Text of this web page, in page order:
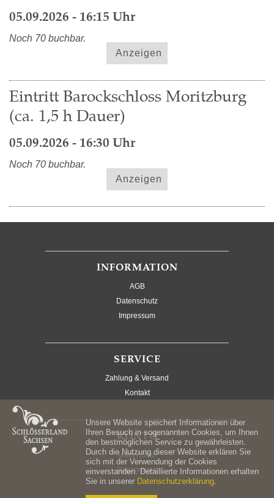
05.09.2026 - 16:15 Uhr
Noch 70 buchbar.
Anzeigen
Eintritt Barockschloss Moritzburg
(ca. 1,5 h Dauer)
05.09.2026 - 16:30 Uhr
Noch 70 buchbar.
Anzeigen
INFORMATION
AGB
Datenschutz
Impressum
SERVICE
Zahlung & Versand
Kontakt
KONTO
Mein Konto
Registrieren
Unsere Website speichert Informationen über
Ihren Besuch in sogenannten Cookies, um Ihnen
den bestmöglichen Service zu gewährleisten.
Durch die Nutzung dieser Website erklären Sie
sich mit der Verwendung der Cookies
einverstanden. Detaillierte Informationen erhalten
Sie in unserer Datenschutzerklärung